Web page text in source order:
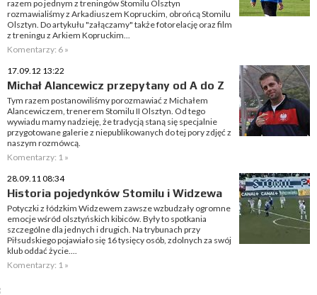
razem po jednym z treningów Stomilu Olsztyn
rozmawialiśmy z Arkadiuszem Kopruckim, obrońcą Stomilu
Olsztyn. Do artykułu "załączamy" także fotorelację oraz film
z treningu z Arkiem Kopruckim...
Komentarzy: 6 »
17.09.12 13:22
Michał Alancewicz przepytany od A do Z
Tym razem postanowiliśmy porozmawiać z Michałem
Alancewiczem, trenerem Stomilu II Olsztyn. Od tego
wywiadu mamy nadzieję, że tradycją staną się specjalnie
przygotowane galerie z niepublikowanych do tej pory zdjęć z
naszym rozmówcą.
Komentarzy: 1 »
28.09.11 08:34
Historia pojedynków Stomilu i Widzewa
Potyczki z łódzkim Widzewem zawsze wzbudzały ogromne
emocje wśród olsztyńskich kibiców. Były to spotkania
szczególne dla jednych i drugich. Na trybunach przy
Piłsudskiego pojawiało się 16 tysięcy osób, zdolnych za swój
klub oddać życie....
Komentarzy: 1 »